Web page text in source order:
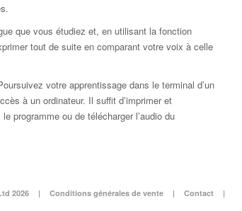
que vous étudiez et, en utilisant la fonction
tout de suite en comparant votre voix à celle
votre apprentissage dans le terminal d’un
à un ordinateur. Il suffit d’imprimer et
programme ou de télécharger l’audio du
2026 | Conditions générales de vente | Contact |